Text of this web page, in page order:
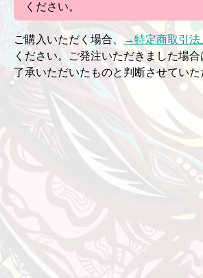
ください。
ご購入いただく場合、→特定商取引法
ください。ご発注いただきました場
了承いただいたものと判断させていた